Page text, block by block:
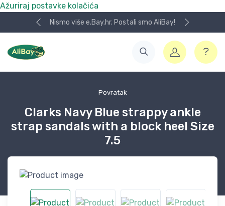
Ažuriraj postavke kolačića
Nismo više e.Bay.hr. Postali smo AliBay!
Povratak
Clarks Navy Blue strappy ankle
strap sandals with a block heel Size
7.5